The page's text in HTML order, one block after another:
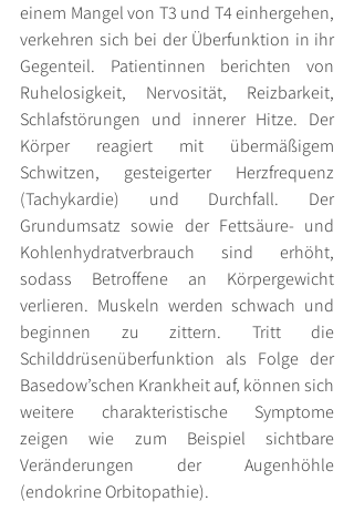
einem Mangel von T3 und T4 einhergehen,
verkehren sich bei der Überfunktion in ihr
Gegenteil. Patientinnen berichten von
Ruhelosigkeit, Nervosität, Reizbarkeit,
Schlafstörungen und innerer Hitze. Der
Körper reagiert mit übermäßigem
Schwitzen, gesteigerter Herzfrequenz
(Tachykardie) und Durchfall. Der
Grundumsatz sowie der Fettsäure- und
Kohlenhydratverbrauch sind erhöht,
sodass Betroffene an Körpergewicht
verlieren. Muskeln werden schwach und
beginnen zu zittern. Tritt die
Schilddrüsenüberfunktion als Folge der
Basedow’schen Krankheit auf, können sich
weitere charakteristische Symptome
zeigen wie zum Beispiel sichtbare
Veränderungen der Augenhöhle
(endokrine Orbitopathie).